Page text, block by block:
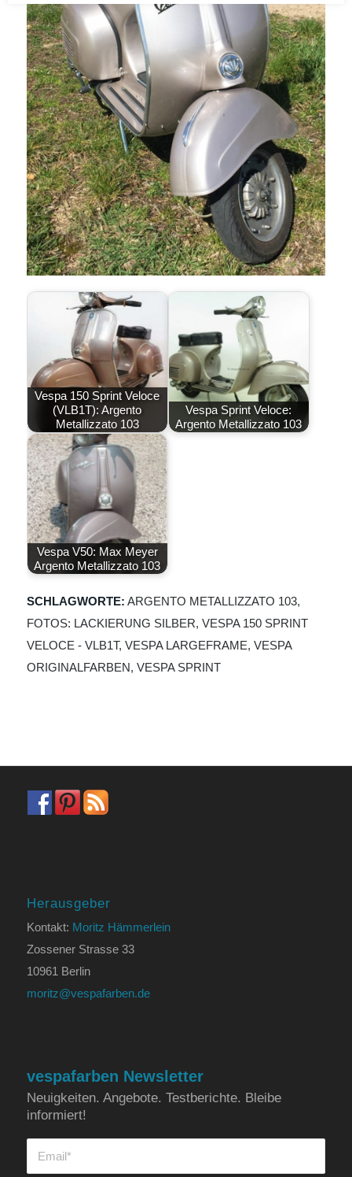
Vespa 150 Sprint Veloce
(VLB1T): Argento
Metallizzato 103
Vespa Sprint Veloce:
Argento Metallizzato 103
Vespa V50: Max Meyer
Argento Metallizzato 103
SCHLAGWORTE: ARGENTO METALLIZZATO 103,
FOTOS: LACKIERUNG SILBER, VESPA 150 SPRINT
VELOCE - VLB1T, VESPA LARGEFRAME, VESPA
ORIGINALFARBEN, VESPA SPRINT
Herausgeber
Kontakt: Moritz Hämmerlein
Zossener Strasse 33
10961 Berlin
moritz@vespafarben.de
vespafarben Newsletter
Neuigkeiten. Angebote. Testberichte. Bleibe
informiert!